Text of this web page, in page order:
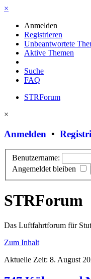
×
Anmelden
Registrieren
Unbeantwortete
Aktive Themen
Suche
FAQ
STRForum
×
Anmelden •
Benutzername:
Angemeldet bleiben
STRForum
Das Luftfahrtforum für
Zum Inhalt
Aktuelle Zeit: 8. August